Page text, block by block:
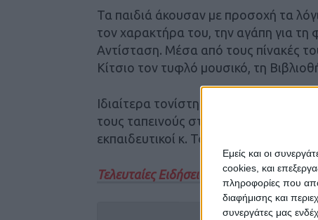
Εμείς και οι
cookies, και
πληροφορίες που
διαφήμισης και
συνεργάτες μας
Τα παιδιά άκουσαν με προσοχή τα
τον χαρακτήρα του, την αγάπη για
Αντίσταση. Μέσα από τους πίνακές
Κίτσιο τον τυφλό μουσικό, τη
Ιδιαίτερα τονίστηκε η στάση ζωής ο
τους ταπεινούς στα δύσκολα
εκπαιδευτικοί κ. Τσέλιος Φώτης,
Τελευταίες Ειδήσεις Σήμερα